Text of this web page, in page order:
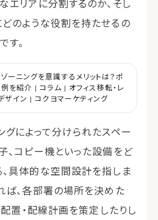
エリアに分割するのか、そし
のような役割を持たせるの
す。
ーニングを意識するメリットは？ポ
を紹介 | コラム | オフィス移転・レ
ザイン | コクヨマーケティング
グによって分けられたスペー
、コピー機といった設備をど
具体的な空間設計を指しま
ば、各部署の場所を決めた
配置・配線計画を策定したりし